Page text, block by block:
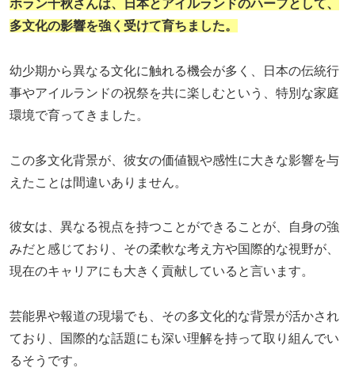
ホラン千秋さんは、日本とアイルランドのハーフとして、
多文化の影響を強く受けて育ちました。
幼少期から異なる文化に触れる機会が多く、日本の伝統行
事やアイルランドの祝祭を共に楽しむという、特別な家庭
環境で育ってきました。
この多文化背景が、彼女の価値観や感性に大きな影響を与
えたことは間違いありません。
彼女は、異なる視点を持つことができることが、自身の強
みだと感じており、その柔軟な考え方や国際的な視野が、
現在のキャリアにも大きく貢献していると言います。
芸能界や報道の現場でも、その多文化的な背景が活かされ
ており、国際的な話題にも深い理解を持って取り組んでい
るそうです。